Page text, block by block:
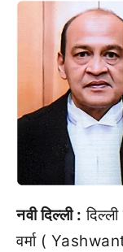
नवी दिल्ली :
वर्मा (